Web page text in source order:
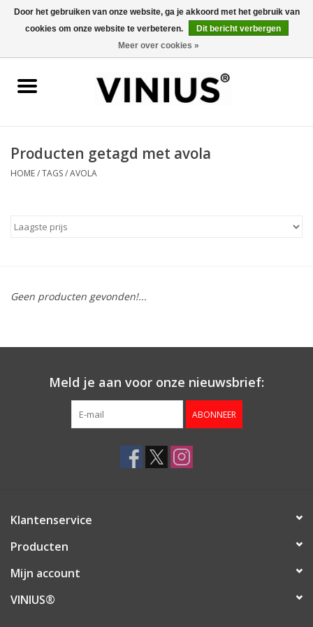
0 Artikelen - €0,00
Wijn per kleur/soort
Wijnproeverij
Wijnhuizen
Producten getagd met avola
HOME/TAGS/AVOLA
Geen producten gevonden!...
Meld je aan voor onze nieuwsbrief:
ABONNEER
Klantenservice
Producten
Mijn account
VINIUS®
Door het gebruiken van onze website, ga je akkoord met het gebruik van
cookies om onze website te verbeteren.
Dit bericht verbergen
Meer over cookies »